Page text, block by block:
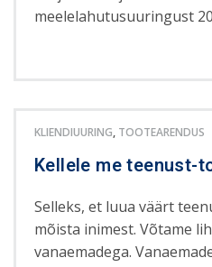
meelelahutusuuringust
KLIENDIUURING, TOOTEARENDUS
Kellele me teenust-
Selleks, et luua väärt
mõista inimest. Võtame
vanaemadega.